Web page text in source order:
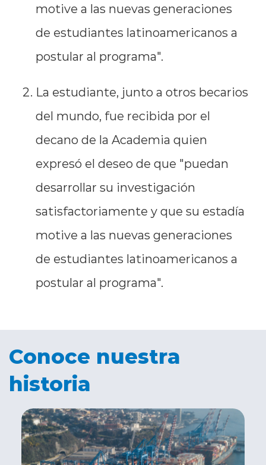
motive a las nuevas generaciones
de estudiantes latinoamericanos a
postular al programa".
La estudiante, junto a otros becarios
del mundo, fue recibida por el
decano de la Academia quien
expresó el deseo de que "puedan
desarrollar su investigación
satisfactoriamente y que su estadía
motive a las nuevas generaciones
de estudiantes latinoamericanos a
postular al programa".
Conoce nuestra
historia